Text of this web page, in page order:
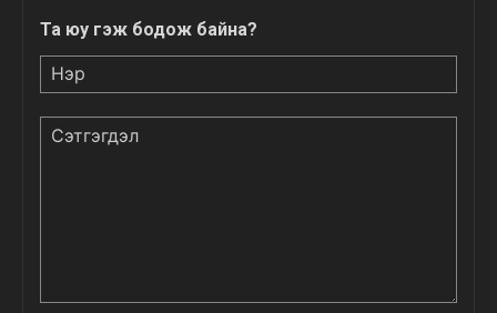
Та юу гэж бодож байна?